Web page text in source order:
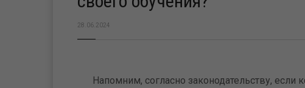
28.06.2024
Напомним, согласно законодательству, если